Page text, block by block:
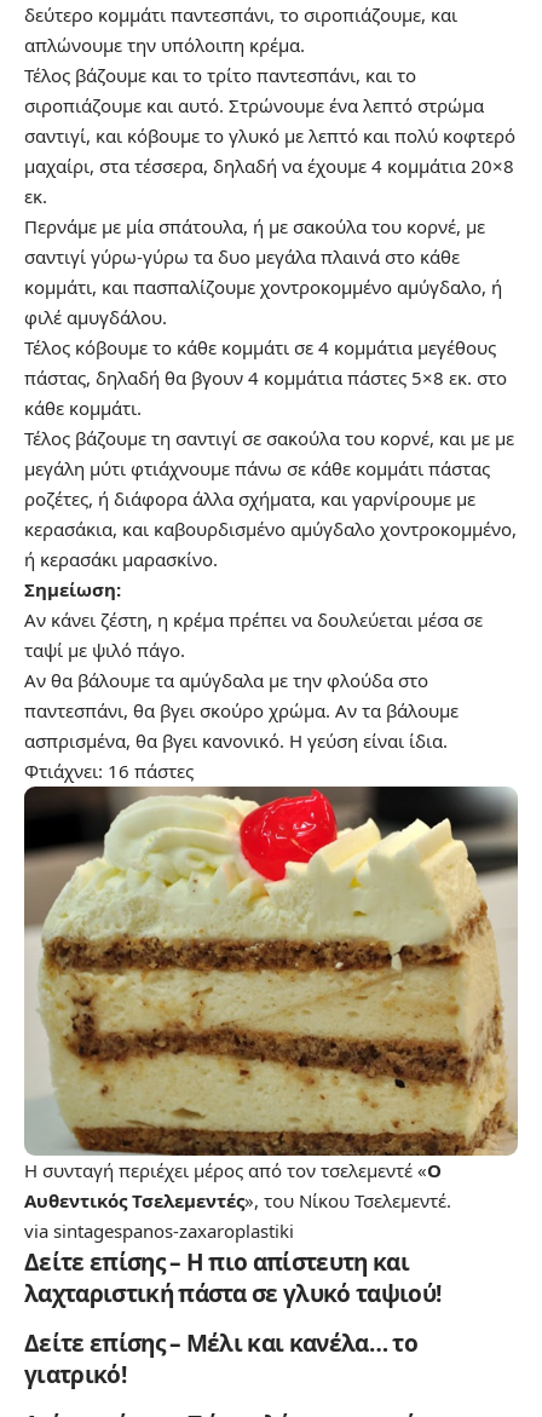
δεύτερο κομμάτι παντεσπάνι, το σιροπιάζουμε, και
απλώνουμε την υπόλοιπη κρέμα.
Τέλος βάζουμε και το τρίτο παντεσπάνι, και το
σιροπιάζουμε και αυτό. Στρώνουμε ένα λεπτό στρώμα
σαντιγί, και κόβουμε το γλυκό με λεπτό και πολύ κοφτερό
μαχαίρι, στα τέσσερα, δηλαδή να έχουμε 4 κομμάτια 20×8
εκ.
Περνάμε με μία σπάτουλα, ή με σακούλα του κορνέ, με
σαντιγί γύρω-γύρω τα δυο μεγάλα πλαινά στο κάθε
κομμάτι, και πασπαλίζουμε χοντροκομμένο αμύγδαλο, ή
φιλέ αμυγδάλου.
Τέλος κόβουμε το κάθε κομμάτι σε 4 κομμάτια μεγέθους
πάστας, δηλαδή θα βγουν 4 κομμάτια πάστες 5×8 εκ. στο
κάθε κομμάτι.
Τέλος βάζουμε τη σαντιγί σε σακούλα του κορνέ, και με με
μεγάλη μύτι φτιάχνουμε πάνω σε κάθε κομμάτι πάστας
ροζέτες, ή διάφορα άλλα σχήματα, και γαρνίρουμε με
κερασάκια, και καβουρδισμένο αμύγδαλο χοντροκομμένο,
ή κερασάκι μαρασκίνο.
Σημείωση:
Αν κάνει ζέστη, η κρέμα πρέπει να δουλεύεται μέσα σε
ταψί με ψιλό πάγο.
Αν θα βάλουμε τα αμύγδαλα με την φλούδα στο
παντεσπάνι, θα βγει σκούρο χρώμα. Αν τα βάλουμε
ασπρισμένα, θα βγει κανονικό. Η γεύση είναι ίδια.
Φτιάχνει: 16 πάστες
Η συνταγή περιέχει μέρος από τον τσελεμεντέ «Ο
Αυθεντικός Τσελεμεντές», του Νίκου Τσελεμεντέ.
via sintagespanos-zaxaroplastiki
Δείτε επίσης – Η πιο απίστευτη και
λαχταριστική πάστα σε γλυκό ταψιού!
Δείτε επίσης – Μέλι και κανέλα… το
γιατρικό!